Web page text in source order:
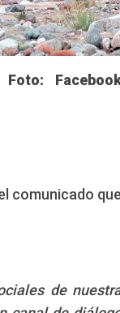
comunicado que
de